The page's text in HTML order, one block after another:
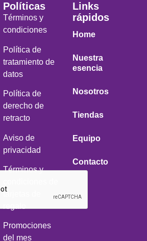
Políticas
Términos y
condiciones
Política de
tratamiento de
datos
Política de
derecho de
retracto
Aviso de
privacidad
Términos y
tarjetas de
Promociones
del mes
Links
rápidos
Home
Nuestra
esencia
Nosotros
Tiendas
Equipo
Contacto